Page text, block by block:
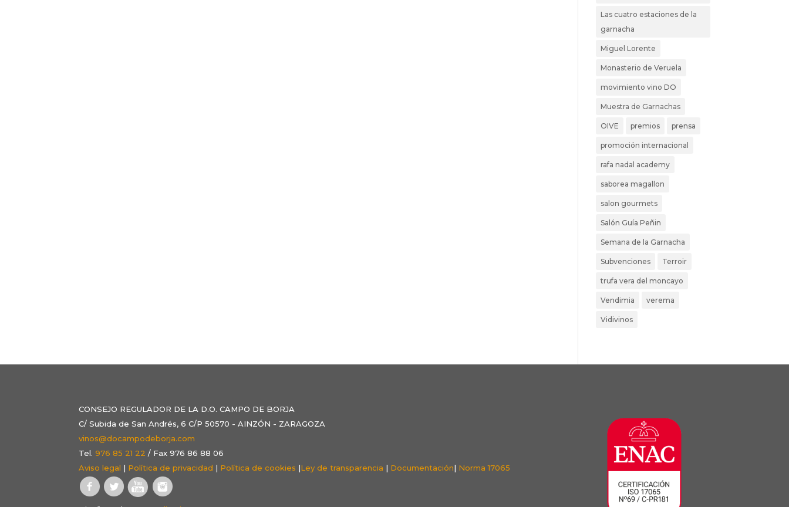
Las cuatro estaciones de la
garnacha
Miguel Lorente
Monasterio de Veruela
movimiento vino DO
Muestra de Garnachas
OIVE premios prensa
promoción internacional
rafa nadal academy
saborea magallon
salon gourmets
Salón Guía Peñin
Semana de la Garnacha
Subvenciones Terroir
trufa vera del moncayo
Vendimia verema
Vidivinos
CONSEJO REGULADOR DE LA D.O. CAMPO DE BORJA
C/ Subida de San Andrés, 6 C/P 50570 - AINZÓN - ZARAGOZA
vinos@docampodeborja.com
Tel.976 85 21 22 / Fax 976 86 88 06
Aviso legal | Política de privacidad | Política de cookies |Ley de transparencia | Documentación| Norma 17065